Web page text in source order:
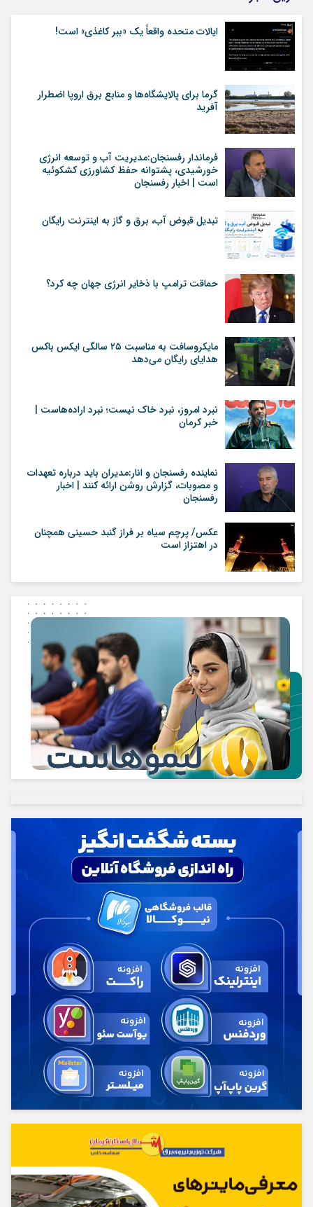
ایالات متحده واقعاً یک «ببر کاغذی» است!
گرما برای پالایشگاه‌ها و منابع برق اروپا اضطرار
آفرید
فرماندار رفسنجان:مدیریت آب و توسعه انرژی
خورشیدی، پشتوانه حفظ کشاورزی کشکوئیه
است | اخبار رفسنجان
تبدیل قبوض آب، برق و گاز به اینترنت رایگان
حماقت ترامپ با ذخایر انرژی جهان چه کرد؟
مایکروسافت به مناسبت ۲۵ سالگی ایکس باکس
هدایای رایگان می‌دهد
نبرد امروز، نبرد خاک نیست؛ نبرد اراده‌هاست |
خبر کرمان
نماینده رفسنجان و انار:مدیران باید درباره تعهدات
و مصوبات، گزارش روشن ارائه کنند | اخبار
رفسنجان
عکس/ پرچم سیاه بر فراز گنبد حسینی همچنان
در اهتزاز است